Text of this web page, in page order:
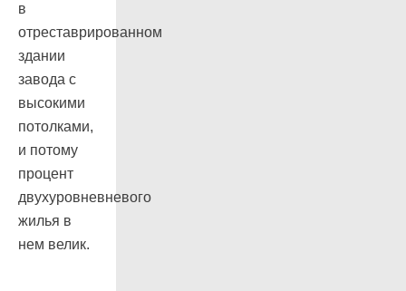
в
отреставрированном
здании
завода с
высокими
потолками,
и потому
процент
двухуровневневого
жилья в
нем велик.